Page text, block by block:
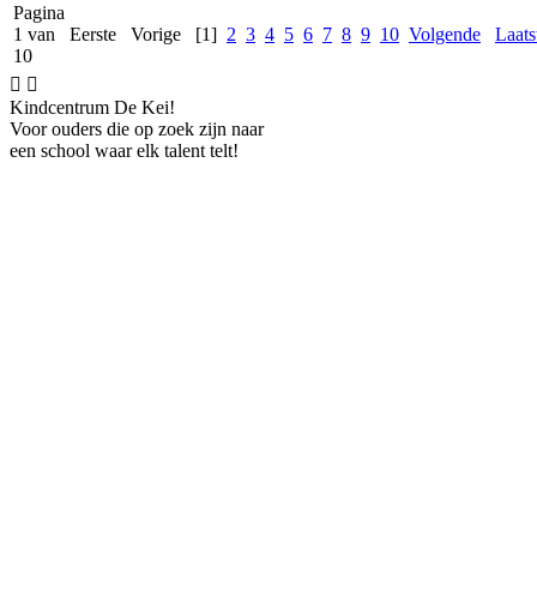
Pagina
1 van
10
Eerste Vorige [1] 2 3 4 5 6 7 8 9 10 Volgende
 
Kindcentrum De Kei!
Voor ouders die op zoek zijn naar
een school waar elk talent telt!